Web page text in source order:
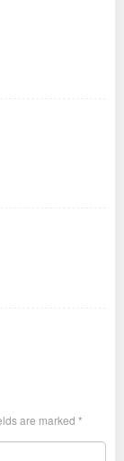
are marked *